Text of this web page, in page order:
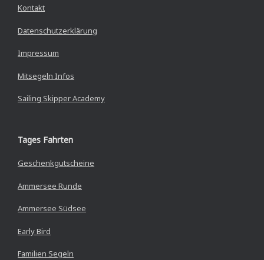
Kontakt
Datenschutzerklärung
Impressum
Mitsegeln Infos
Sailing Skipper Academy
Tages Fahrten
Geschenkgutscheine
Ammersee Runde
Ammersee Südsee
Early Bird
Familien Segeln